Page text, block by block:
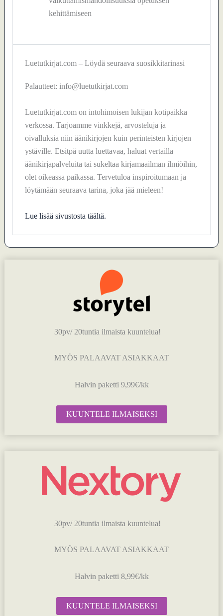
kehittämiseen
Luetutkirjat.com – Löydä seuraava suosikkitarinasi
Palautteet: info@luetutkirjat.com
Luetutkirjat.com on intohimoisen lukijan kotipaikka
verkossa. Tarjoamme vinkkejä, arvosteluja ja
oivalluksia niin äänikirjojen kuin perinteisten kirjojen
ystäville. Etsitpä uutta luettavaa, haluat vertailla
äänikirjapalveluita tai sukeltaa kirjamaailman ilmiöihin,
olet oikeassa paikassa. Tervetuloa inspiroitumaan ja
löytämään seuraava tarina, joka jää mieleen!
Lue lisää sivustosta täältä.
30pv/ 20tuntia ilmaista kuuntelua!
MYÖS PALAAVAT ASIAKKAAT
Halvin paketti 9,99€/kk
KUUNTELE ILMAISEKSI
30pv/ 20tuntia ilmaista kuuntelua!
MYÖS PALAAVAT ASIAKKAAT
Halvin paketti 8,99€/kk
KUUNTELE ILMAISEKSI